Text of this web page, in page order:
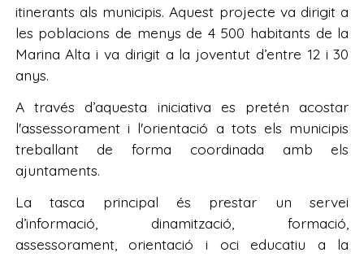
itinerants als municipis. Aquest projecte va dirigit a
les poblacions de menys de 4 500 habitants de la
Marina Alta i va dirigit a la joventut d’entre 12 i 30
anys.
A través d’aquesta iniciativa es pretén acostar
l'assessorament i l'orientació a tots els municipis
treballant de forma coordinada amb els
ajuntaments.
La tasca principal és prestar un servei
d’informació, dinamització, formació,
assessorament, orientació i oci educatiu a la